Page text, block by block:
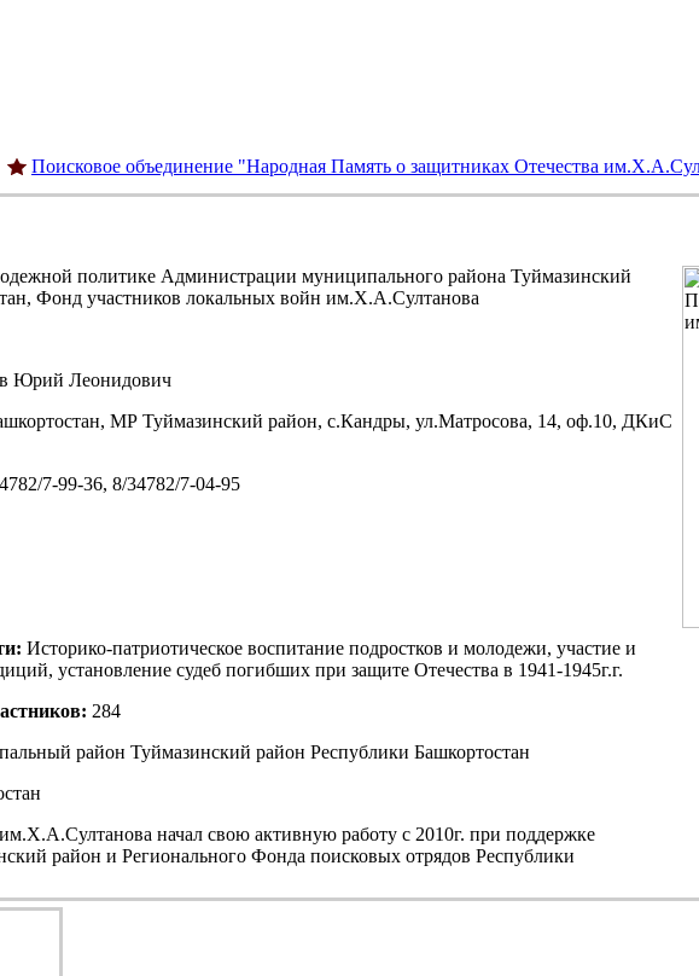
Поисковое объединение "Народная Память о защитниках Отечества
политике Администрации муниципального района Туймазинский
Фонд участников локальных войн им.Х.А.Султанова
Юрий Леонидович
МР Туймазинский район, с.Кандры, ул.Матросова, 14, оф.10, ДКиС
7-99-36, 8/34782/7-04-95
Историко-патриотическое воспитание подростков и молодежи, участие и
установление судеб погибших при защите Отечества в 1941-1945г.г.
284
район Туймазинский район Республики Башкортостан
начал свою активную работу с 2010г. при поддержке
район и Регионального Фонда поисковых отрядов Республики